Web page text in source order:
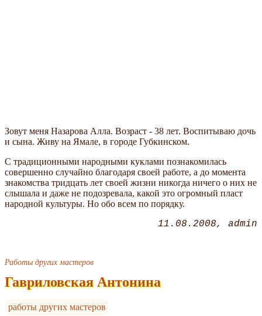
Зовут меня Назарова Алла. Возраст - 38 лет. Воспитываю дочь
и сына. Живу на Ямале, в городе Губкинском.
С традиционными народными куклами познакомилась
совершенно случайно благодаря своей работе, а до момента
знакомства тридцать лет своей жизни никогда ничего о них не
слышала и даже не подозревала, какой это огромный пласт
народной культуры. Но обо всем по порядку.
11.08.2008 admin
Работы других мастеров
Гавриловская Антонина
работы других мастеров